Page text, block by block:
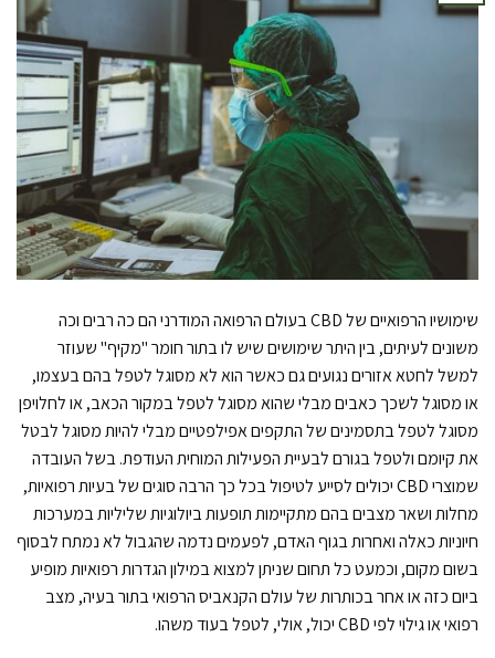
שימושיו הרפואיים של CBD בעולם הרפואה המודרני הם כה רבים וכה
משונים לעיתים, בין היתר שימושים שיש לו בתור חומר "מקיף" שעוזר
למשל לחטא אזורים נגועים גם כאשר הוא לא מסוגל לטפל בהם בעצמו,
או מסוגל לשכך כאבים מבלי שהוא מסוגל לטפל במקור הכאב, או לחלויפן
מסוגל לטפל בתסמינים של התקפים אפילפטיים מבלי להיות מסוגל לבטל
את קיומם ולטפל בגורם לבעיית הפעילות המוחית העודפת. בשל העובדה
שמוצרי CBD יכולים לסייע לטיפול בכל כך הרבה סוגים של בעיות רפואיות,
מחלות ושאר מצבים בהם מתקיימות תופעות ביולוגיות שליליות במערכות
חיוניות כאלה ואחרות בגוף האדם, לפעמים נדמה שהגבול לא נמתח לבסוף
בשום מקום, וכמעט כל תחום שניתן למצוא במילון הגדרות רפואיות מופיע
ביום כזה או אחר בכותרות של עולם הקנאביס הרפואי בתור בעיה, מצב
רפואי או גילוי לפי CBD יכול, אולי, לטפל בעוד משהו.